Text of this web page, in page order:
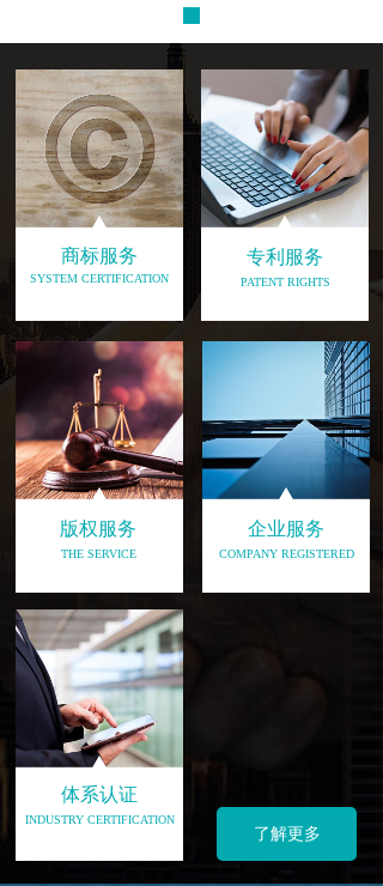
商标服务 专利服务
版权服务 企业服务
体系认证
SYSTEM CERTIFICATION PATENT RIGHTS
THE SERVICE COMPANY REGISTERED
INDUSTRY CERTIFICATION
了解更多